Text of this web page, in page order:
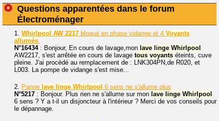
Questions apparentées dans le forum
Électroménager
1. Whirlpool AW 2217 bloqué en phase vidange et 4 Voyants
allumés
N°16434: Bonjour, En cours de lavage,mon lave linge Whirlpool
AW2217, s'est arrêtée en cours de lavage tous voyants éteints, cuve
pleine. J'ai procédé au remplacement de : LNK304PN,de R020, et
L003. La pompe de vidange s'est mise...
2. Panne lave linge Whirlpool 6 sens ne s'allume plus
N°5217 : Bonjour. Plus rien ne s'allume sur mon lave linge Whirlpool
6 sens ? Y a t-il un disjoncteur à l'intérieur ? Merci de vos conseils pour
le dépannage.